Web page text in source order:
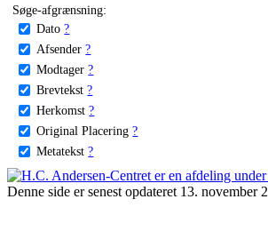
Søge-afgrænsning:
Dato ?
Afsender ?
Modtager ?
Brevtekst ?
Herkomst ?
Original Placering ?
Metatekst ?
Denne side er senest opdateret 13. november